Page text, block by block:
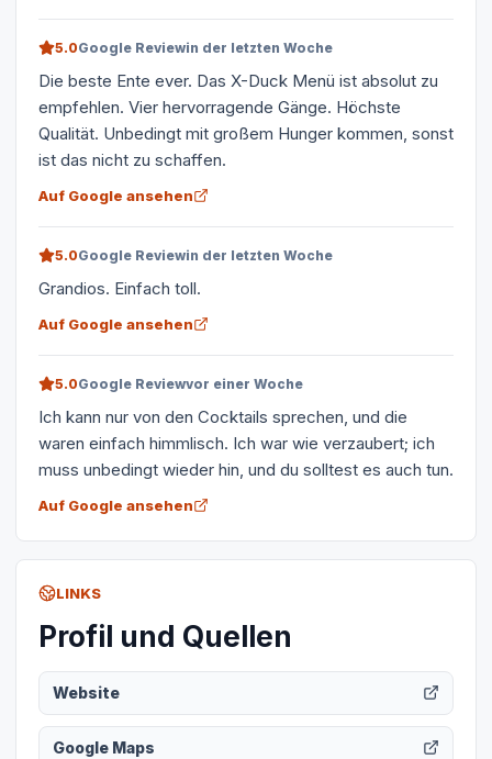
5.0Google Reviewin der letzten Woche
Die beste Ente ever. Das X-Duck Menü ist absolut zu
empfehlen. Vier hervorragende Gänge. Höchste
Qualität. Unbedingt mit großem Hunger kommen, sonst
ist das nicht zu schaffen.
Auf Google ansehen
5.0Google Reviewin der letzten Woche
Grandios. Einfach toll.
Auf Google ansehen
5.0Google Reviewvor einer Woche
Ich kann nur von den Cocktails sprechen, und die
waren einfach himmlisch. Ich war wie verzaubert; ich
muss unbedingt wieder hin, und du solltest es auch tun.
Auf Google ansehen
LINKS
Profil und Quellen
Website
Google Maps